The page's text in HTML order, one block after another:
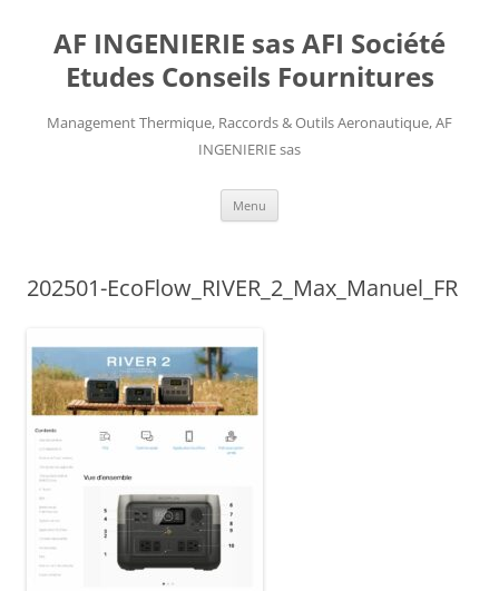
AF INGENIERIE sas AFI Société
Etudes Conseils Fournitures
Management Thermique, Raccords & Outils Aeronautique, AF
INGENIERIE sas
Menu
202501-EcoFlow_RIVER_2_Max_Manuel_FR